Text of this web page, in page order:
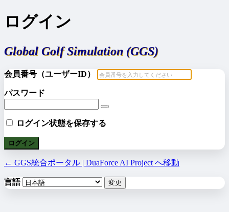
ログイン
会員番号（ユーザーID）
パスワード
ログイン状態を保存する
← GGS統合ポータル | DuaForce AI Project へ移動
言語